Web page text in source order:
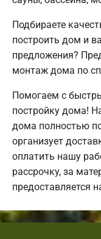
Подбираете
построить дом и
предложения?
монтаж дома по
Помогаем с
постройку дома!
дома полностью
организует
оплатить нашу
рассрочку, за
предоставляется